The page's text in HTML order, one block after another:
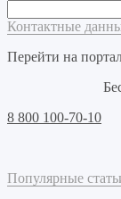
Контактные
Перейти на
8 800 100-70-10
Популярные